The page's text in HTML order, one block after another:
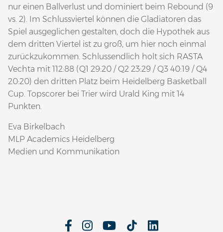
nur einen Ballverlust und dominiert beim Rebound (9
vs. 2). Im Schlussviertel können die Gladiatoren das
Spiel ausgeglichen gestalten, doch die Hypothek aus
dem dritten Viertel ist zu groß, um hier noch einmal
zurückzukommen. Schlussendlich holt sich RASTA
Vechta mit 112:88 (Q1 29:20 / Q2 23:29 / Q3 40:19 / Q4
20:20) den dritten Platz beim Heidelberg Basketball
Cup. Topscorer bei Trier wird Urald King mit 14
Punkten.
Eva Birkelbach
MLP Academics Heidelberg
Medien und Kommunikation